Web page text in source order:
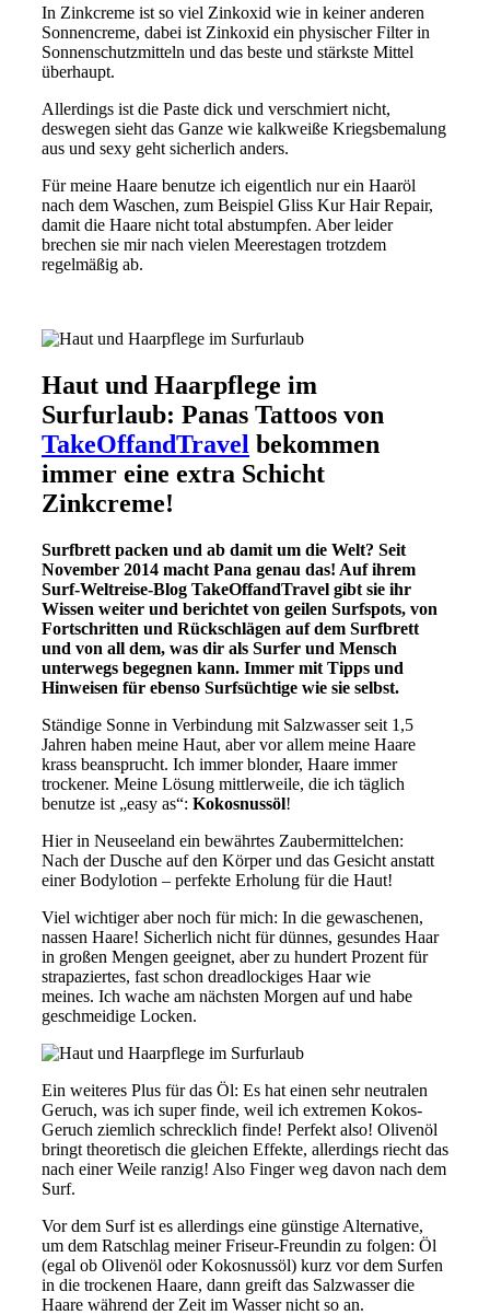
In Zinkcreme ist so viel Zinkoxid wie in keiner anderen
Sonnencreme, dabei ist Zinkoxid ein physischer Filter in
Sonnenschutzmitteln und das beste und stärkste Mittel
überhaupt.
Allerdings ist die Paste dick und verschmiert nicht,
deswegen sieht das Ganze wie kalkweiße Kriegsbemalung
aus und sexy geht sicherlich anders.
Für meine Haare benutze ich eigentlich nur ein Haaröl
nach dem Waschen, zum Beispiel Gliss Kur Hair Repair,
damit die Haare nicht total abstumpfen. Aber leider
brechen sie mir nach vielen Meerestagen trotzdem
regelmäßig ab.
Haut und Haarpflege im
Surfurlaub: Panas Tattoos von
TakeOffandTravel bekommen
immer eine extra Schicht
Zinkcreme!
Surfbrett packen und ab damit um die Welt? Seit
November 2014 macht Pana genau das! Auf ihrem
Surf-Weltreise-Blog TakeOffandTravel gibt sie ihr
Wissen weiter und berichtet von geilen Surfspots, von
Fortschritten und Rückschlägen auf dem Surfbrett
und von all dem, was dir als Surfer und Mensch
unterwegs begegnen kann. Immer mit Tipps und
Hinweisen für ebenso Surfsüchtige wie sie selbst.
Ständige Sonne in Verbindung mit Salzwasser seit 1,5
Jahren haben meine Haut, aber vor allem meine Haare
krass beansprucht. Ich immer blonder, Haare immer
trockener. Meine Lösung mittlerweile, die ich täglich
benutze ist „easy as“: Kokosnussöl!
Hier in Neuseeland ein bewährtes Zaubermittelchen:
Nach der Dusche auf den Körper und das Gesicht anstatt
einer Bodylotion – perfekte Erholung für die Haut!
Viel wichtiger aber noch für mich: In die gewaschenen,
nassen Haare! Sicherlich nicht für dünnes, gesundes Haar
in großen Mengen geeignet, aber zu hundert Prozent für
strapaziertes, fast schon dreadlockiges Haar wie
meines. Ich wache am nächsten Morgen auf und habe
geschmeidige Locken.
Ein weiteres Plus für das Öl: Es hat einen sehr neutralen
Geruch, was ich super finde, weil ich extremen Kokos-
Geruch ziemlich schrecklich finde! Perfekt also! Olivenöl
bringt theoretisch die gleichen Effekte, allerdings riecht das
nach einer Weile ranzig! Also Finger weg davon nach dem
Surf.
Vor dem Surf ist es allerdings eine günstige Alternative,
um dem Ratschlag meiner Friseur-Freundin zu folgen: Öl
(egal ob Olivenöl oder Kokosnussöl) kurz vor dem Surfen
in die trockenen Haare, dann greift das Salzwasser die
Haare während der Zeit im Wasser nicht so an.